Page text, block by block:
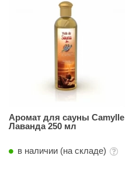
тепла
камень
камень
Аромат для сауны Camylle
Лаванда 250 мл
в наличии (на складе)